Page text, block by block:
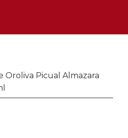
Oroliva Picual Almazara